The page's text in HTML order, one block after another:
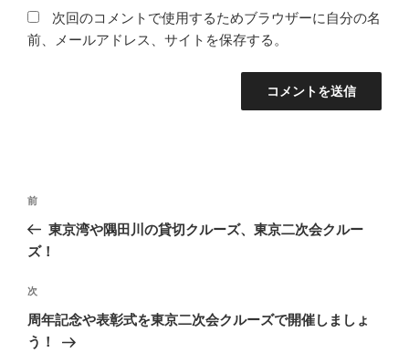
次回のコメントで使用するためブラウザーに自分の名
前、メールアドレス、サイトを保存する。
投
ナ
ゲ
ー
シ
前
の
投
前
東京湾や隅田川の貸切クルーズ、東京二次会クルー
ズ！
次
の
投
次
周年記念や表彰式を東京二次会クルーズで開催しましょ
う！